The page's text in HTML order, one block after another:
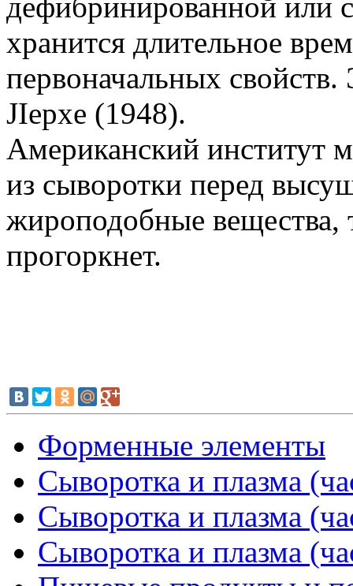
хранится длительное
первоначальных
JIepxe (1948).
Американский институт
из сыворотки перед
жироподобные вещества,
прогоркнет.
Форменные элементы
Сыворотка и плазма
Сыворотка и плазма
Сыворотка и плазма